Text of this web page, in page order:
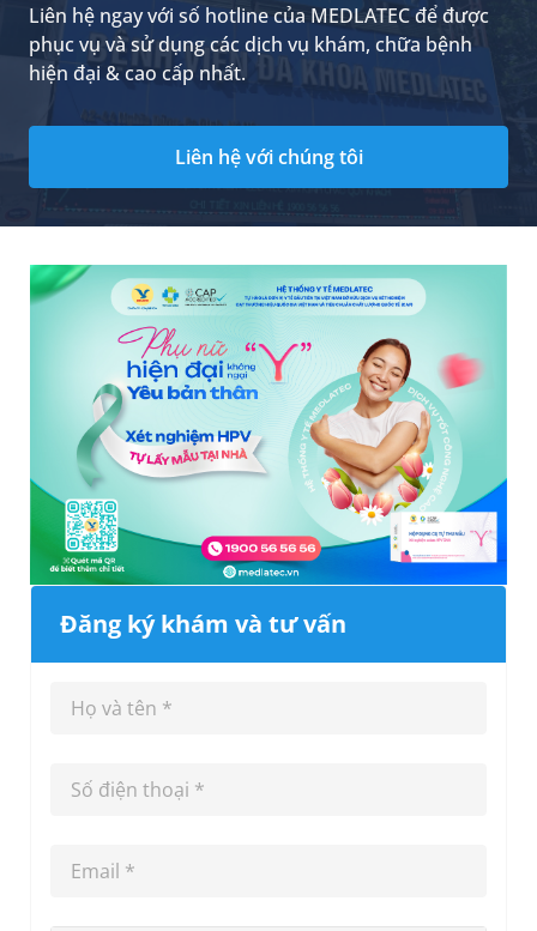
Liên hệ ngay với số hotline của MEDLATEC để được
phục vụ và sử dụng các dịch vụ khám, chữa bệnh
hiện đại & cao cấp nhất.
Liên hệ với chúng tôi
Đăng ký khám và tư vấn